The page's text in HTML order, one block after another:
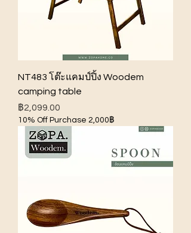
NT483 โต๊ะแคมป์ปิ้ง Woodem
camping table
ราคา
฿2,099.00
10% Off Purchase 2,000฿